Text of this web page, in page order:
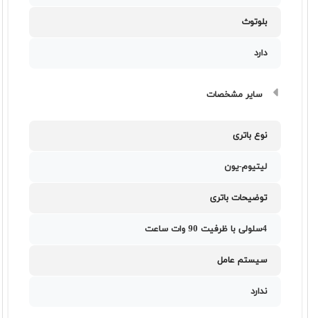
بلوتوث
دارد
سایر مشخصات
نوع باتری
لیتیوم-یون
توضیحات باتری
4سلولی با ظرفیت 90 وات ساعت
سیستم عامل
ندارد